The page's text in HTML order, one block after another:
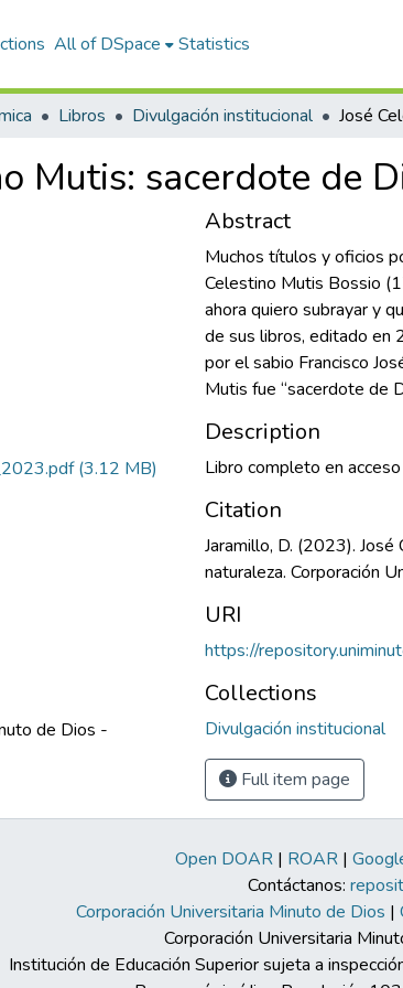
All of DSpace Statistics
Libros Divulgación institucional
Mutis: sacerdote de
(3.12 MB)
de Dios -
Abstract
Muchos títulos y oficios
Celestino Mutis Bossio
ahora quiero subrayar y
de sus libros, editado en
por el sabio Francisco
Mutis fue “sacerdote de
Description
Libro completo en
Citation
Jaramillo, D. (2023).
naturaleza. Corporación
URI
https://
Collections
Divulgación institucional
Full item page
Open DOAR| ROAR|
Contáctanos:
Corporación Universitaria Minuto de Dios |
Corporación Universitaria
Institución de Educación Superior sujeta a